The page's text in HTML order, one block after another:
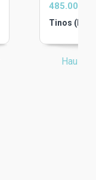
485.000 €
Tinos
Haus